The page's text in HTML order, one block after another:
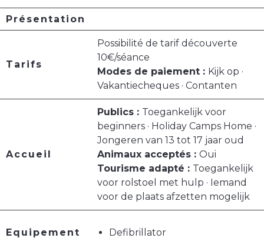
Présentation
Tarifs
Possibilité de tarif découverte
10€/séance
Modes de paiement : Kijk op ·
Vakantiecheques · Contanten
Accueil
Publics : Toegankelijk voor
beginners · Holiday Camps Home ·
Jongeren van 13 tot 17 jaar oud
Animaux acceptés : Oui
Tourisme adapté : Toegankelijk
voor rolstoel met hulp · Iemand
voor de plaats afzetten mogelijk
Equipement Defibrillator